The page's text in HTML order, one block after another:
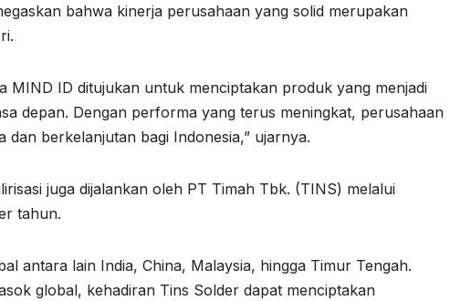
bahwa kinerja perusahaan yang solid merupakan
MIND ID ditujukan untuk menciptakan produk yang menjadi
depan. Dengan performa yang terus meningkat, perusahaan
berkelanjutan bagi Indonesia,” ujarnya.
juga dijalankan oleh PT Timah Tbk. (TINS) melalui
tahun.
antara lain India, China, Malaysia, hingga Timur Tengah.
global, kehadiran Tins Solder dapat menciptakan